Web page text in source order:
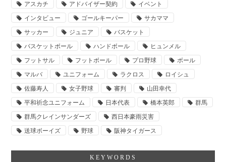
アスカチ
アドバイザー契約
イベント
インタビュー
ゴールキーパー
サカママ
サッカー
ジュニア
バスケット
バスケットボール
ハンドボール
ヒュンメル
フットサル
フットボール プロ野球
ボール
マルバ
ユニフォーム ラクロス
ロイシュ
佐藤寿人
女子野球 審判
山田幸代
平和祈念ユニフォーム
日本代表 橋本英郎
群馬
群馬クレインサンダーズ
西日本豪雨災害
送球ボーイズ
野球 阪神タイガース
KEYWORDS